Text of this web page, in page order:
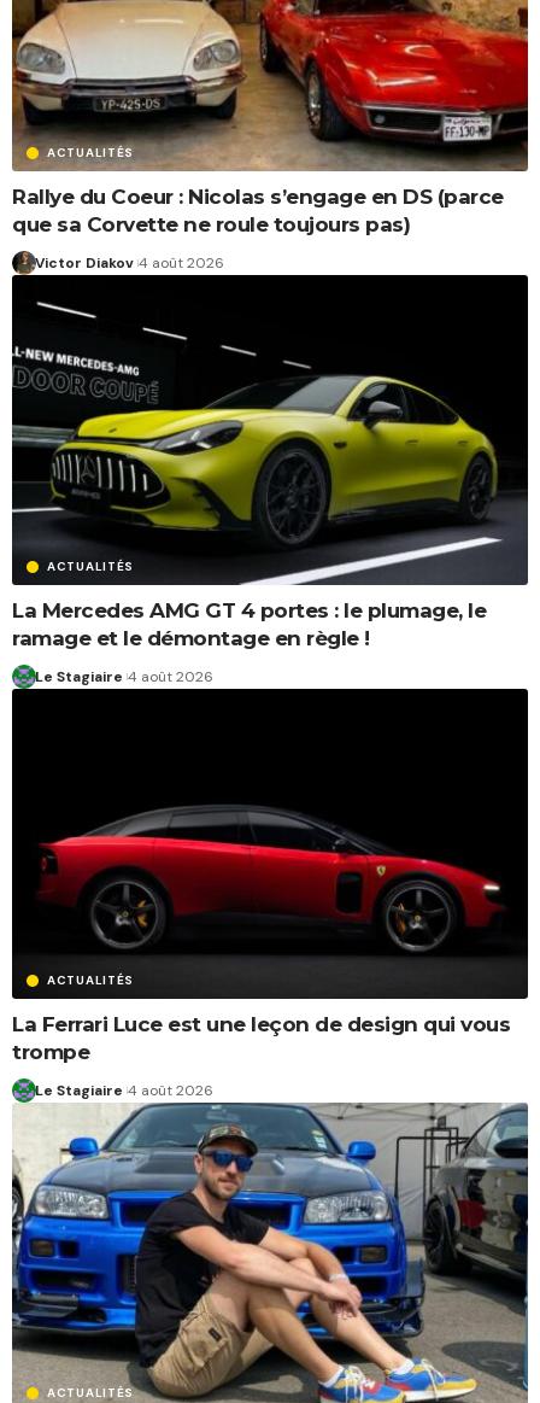
ACTUALITÉS
Rallye du Coeur : Nicolas s’engage en DS (parce
que sa Corvette ne roule toujours pas)
Victor Diakov 4 août 2026
ACTUALITÉS
La Mercedes AMG GT 4 portes : le plumage, le
ramage et le démontage en règle !
Le Stagiaire 4 août 2026
ACTUALITÉS
La Ferrari Luce est une leçon de design qui vous
trompe
Le Stagiaire 4 août 2026
ACTUALITÉS